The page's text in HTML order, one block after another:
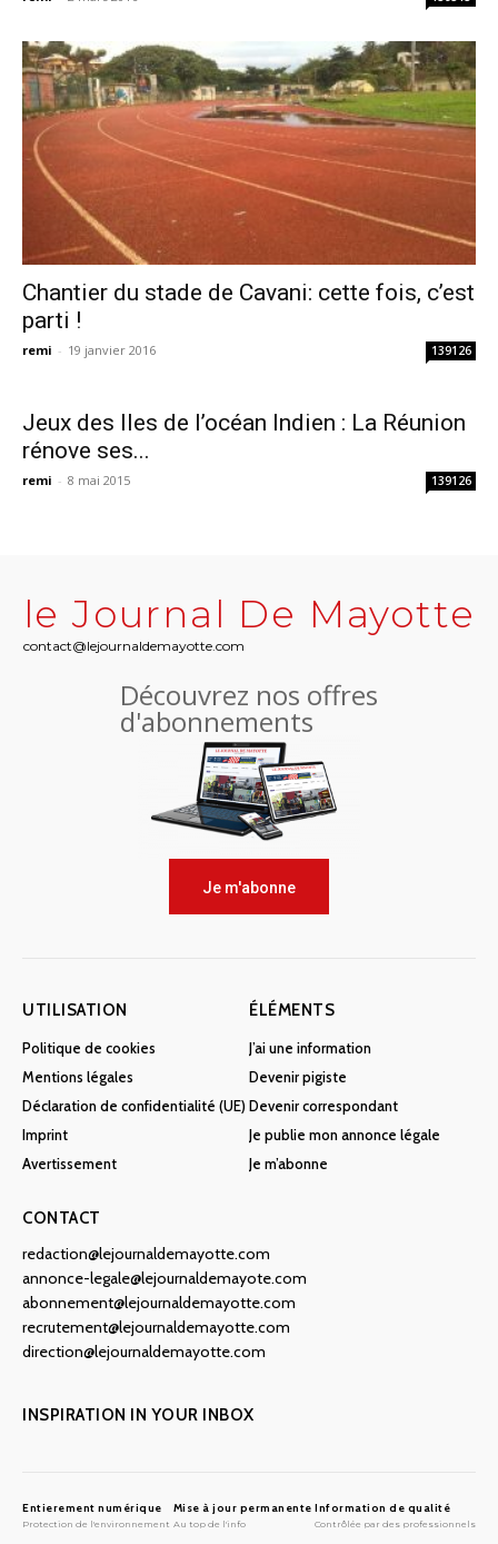
Chantier du stade de Cavani: cette fois, c’est
parti !
remi - 19 janvier 2016 139126
Jeux des Iles de l’océan Indien : La Réunion
rénove ses...
remi - 8 mai 2015 139126
le Journal De Mayotte
contact@lejournaldemayotte.com
Découvrez nos offres
d'abonnements
Je m'abonne
UTILISATION
Politique de cookies
Mentions légales
Déclaration de confidentialité (UE)
Imprint
Avertissement
ÉLÉMENTS
J’ai une information
Devenir pigiste
Devenir correspondant
Je publie mon annonce légale
Je m’abonne
CONTACT
redaction@lejournaldemayotte.com
annonce-legale@lejournaldemayote.com
abonnement@lejournaldemayotte.com
recrutement@lejournaldemayotte.com
direction@lejournaldemayotte.com
INSPIRATION IN YOUR INBOX
Entierement numérique
Protection de l'environnement
Mise à jour permanente
Au top de l'info
Information de qualité
Contrôlée par des professionnels